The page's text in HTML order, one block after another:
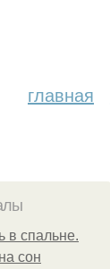
главная
в спальне.
сон